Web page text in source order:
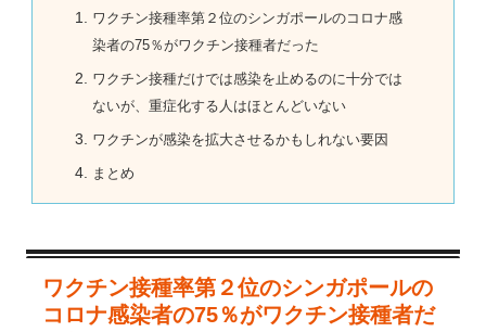
ワクチン接種率第２位のシンガポールのコロナ感
染者の75％がワクチン接種者だった
ワクチン接種だけでは感染を止めるのに十分では
ないが、重症化する人はほとんどいない
ワクチンが感染を拡大させるかもしれない要因
まとめ
ワクチン接種率第２位のシンガポールの
コロナ感染者の75％がワクチン接種者だ